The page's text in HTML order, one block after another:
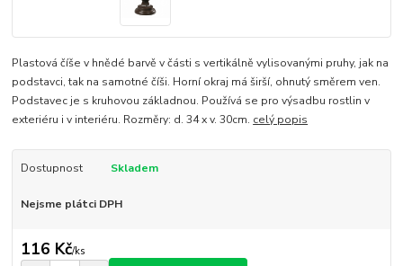
Plastová číše v hnědé barvě v části s vertikálně vylisovanými pruhy, jak na
podstavci, tak na samotné číši. Horní okraj má širší, ohnutý směrem ven.
Podstavec je s kruhovou základnou. Používá se pro výsadbu rostlin v
exteriéru i v interiéru. Rozměry: d. 34 x v. 30cm. celý popis
Dostupnost Skladem
Nejsme plátci DPH
116 Kč/ks